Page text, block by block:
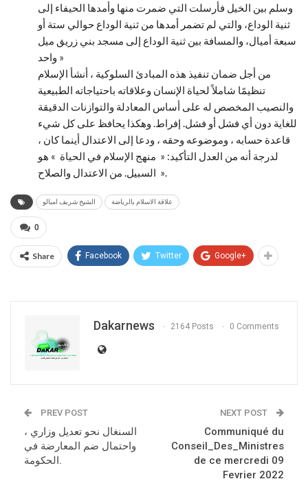
وسلم بين الخيل فأرسلت التي ضمرت منها وأمدها الحيفاء إلى
ثنية الوداع، والتي لم تضمر أمدها من ثنية الوداع حوالي ستة أو
سبعة أميال، والمسافة بين ثنية الوداع إلى مسجد بني زريق ميل
واحد »
من أجل ضمان تنفيذ هذه المبادئ السلوكية ، أنشأ الإسلام
تنظيمًا شاملاً لحياة الإنسان وعلاقاته باحتياجاته الطبيعية
والنصيب المخصص له على أساس المعادلة والتوازنات الدقيقة
للغاية دون أي فشل أو فشل. إفراط. وهكذا يحافظ على كل شيء
قاعدة حسابه ، وموضوعه وحقه ، ودعا إلى الاعتدال أينما كان ،
لدرجة أنه من العدل التأكيد: « منهج الإسلام في الحياة » هو
السبيل. من الاعتدال والصلاح ».
الشيخ شريف امبالو علاقة الاسلام بالرياضة
0
Share Facebook Twitter Google+
Dakarnews 2164 Posts 0 Comments
PREV POST
السنغال نحو تعديل وزاري ،
واحتمال ضم المعارضة في
الحكومة.
NEXT POST
Communiqué du
Conseil_Des_Ministres
de ce mercredi 09
Fevrier 2022